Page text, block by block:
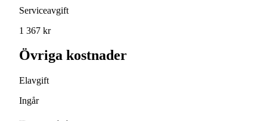
Serviceavgift
1 367 kr
Övriga kostnader
Elavgift
Ingår